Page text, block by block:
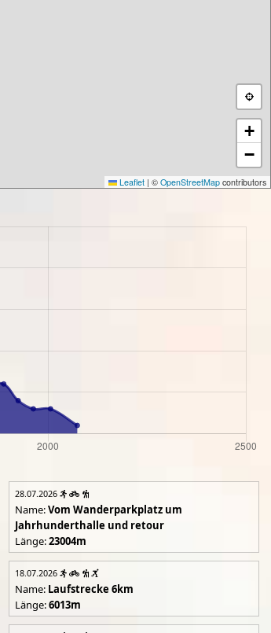
+
−
Leaflet | © OpenStreetMap contributors
28.07.2026
Name:Vom Wanderparkplatz um
Jahrhunderthalle und retour
Länge:23004m
18.07.2026
Name: Laufstrecke 6km
Länge:6013m